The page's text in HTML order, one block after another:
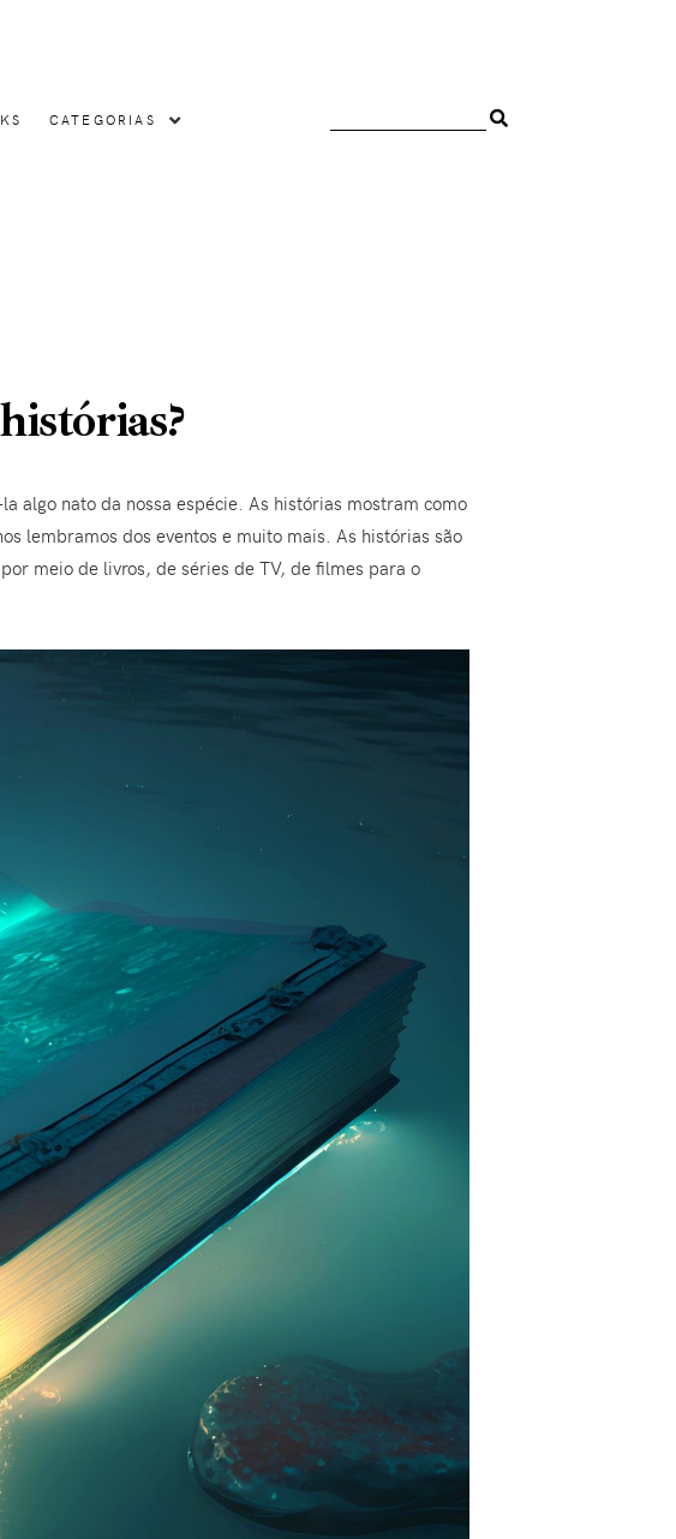
CATEGORIAS
algo nato da nossa espécie. As histórias mostram como
lembramos dos eventos e muito mais. As histórias são
meio de livros, de séries de TV, de filmes para o